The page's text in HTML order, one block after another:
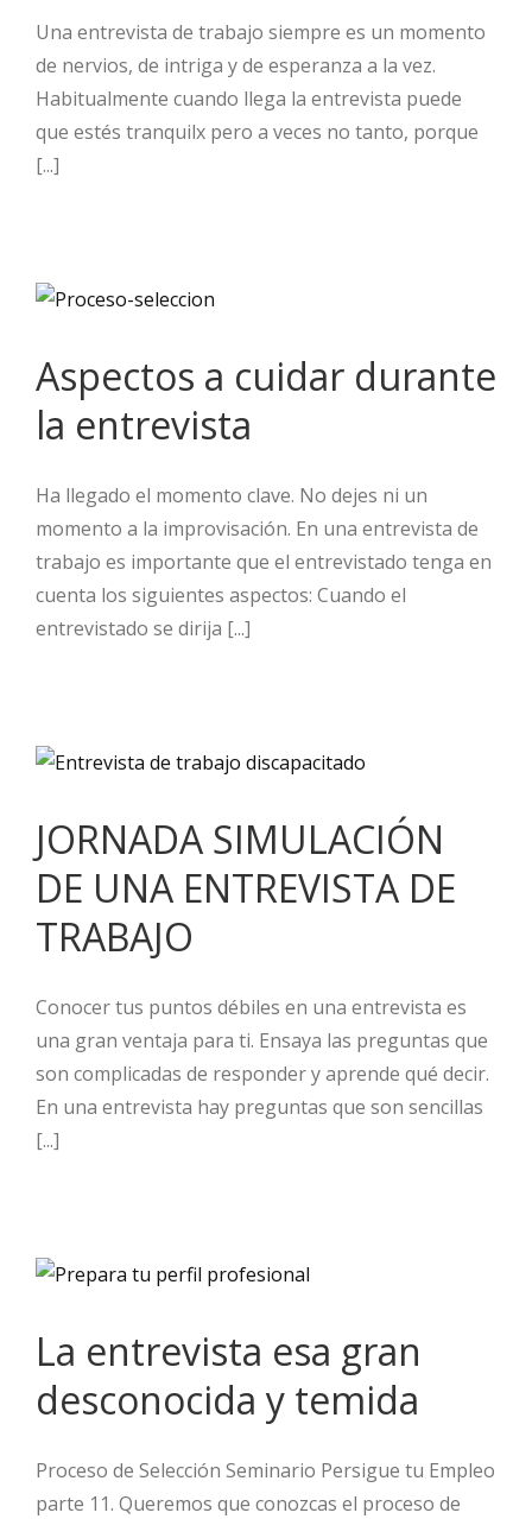
Una entrevista de trabajo siempre es un momento
de nervios, de intriga y de esperanza a la vez.
Habitualmente cuando llega la entrevista puede
que estés tranquilx pero a veces no tanto, porque
[...]
Aspectos a cuidar durante
la entrevista
Ha llegado el momento clave. No dejes ni un
momento a la improvisación. En una entrevista de
trabajo es importante que el entrevistado tenga en
cuenta los siguientes aspectos: Cuando el
entrevistado se dirija [...]
JORNADA SIMULACIÓN
DE UNA ENTREVISTA DE
TRABAJO
Conocer tus puntos débiles en una entrevista es
una gran ventaja para ti. Ensaya las preguntas que
son complicadas de responder y aprende qué decir.
En una entrevista hay preguntas que son sencillas
[...]
La entrevista esa gran
desconocida y temida
Proceso de Selección Seminario Persigue tu Empleo
parte 11. Queremos que conozcas el proceso de